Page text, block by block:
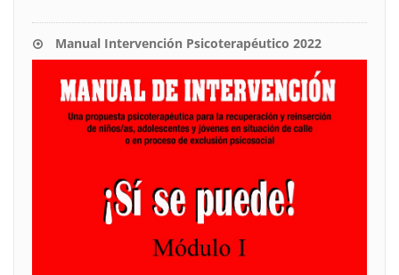
Manual Intervención Psicoterapéutico 2022